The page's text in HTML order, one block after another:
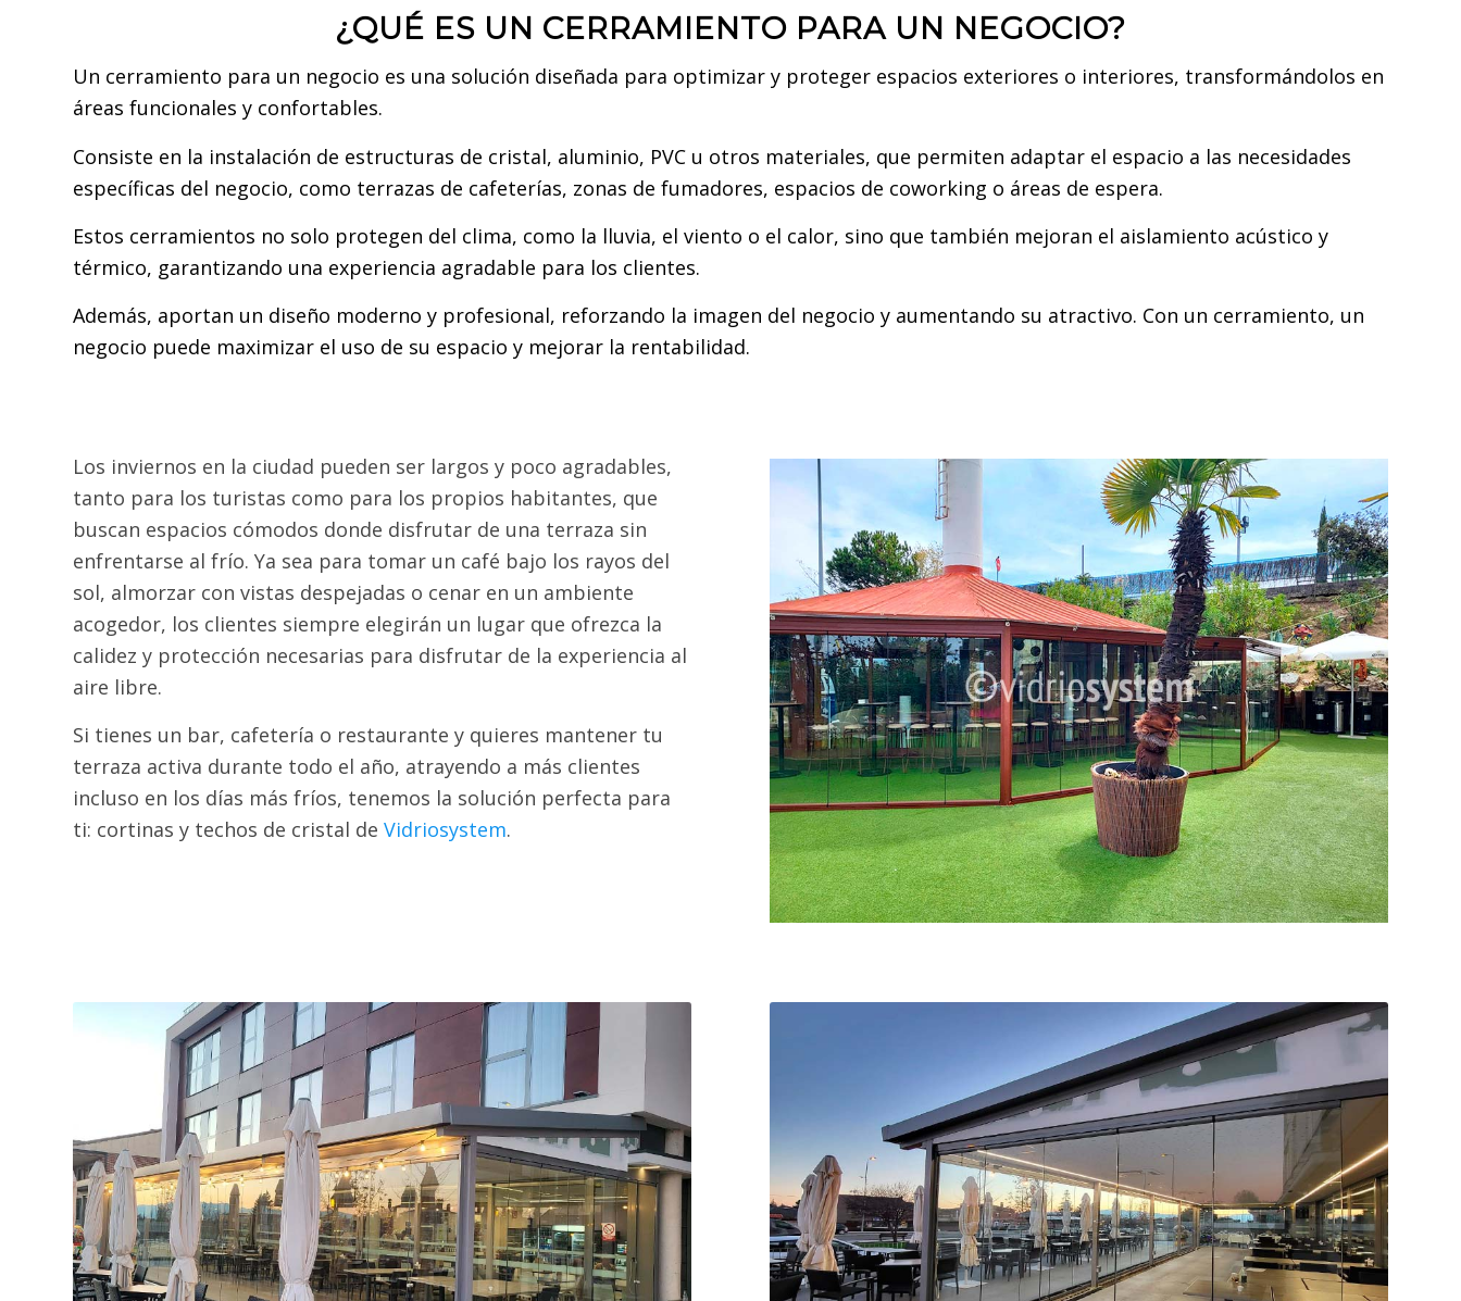
¿QUÉ ES UN CERRAMIENTO PARA UN NEGOCIO?
Un cerramiento para un negocio es una solución diseñada para optimizar y proteger espacios exteriores o interiores, transformándolos en
áreas funcionales y confortables.
Consiste en la instalación de estructuras de cristal, aluminio, PVC u otros materiales, que permiten adaptar el espacio a las necesidades
específicas del negocio, como terrazas de cafeterías, zonas de fumadores, espacios de coworking o áreas de espera.
Estos cerramientos no solo protegen del clima, como la lluvia, el viento o el calor, sino que también mejoran el aislamiento acústico y
térmico, garantizando una experiencia agradable para los clientes.
Además, aportan un diseño moderno y profesional, reforzando la imagen del negocio y aumentando su atractivo. Con un cerramiento, un
negocio puede maximizar el uso de su espacio y mejorar la rentabilidad.
Los inviernos en la ciudad pueden ser largos y poco agradables,
tanto para los turistas como para los propios habitantes, que
buscan espacios cómodos donde disfrutar de una terraza sin
enfrentarse al frío. Ya sea para tomar un café bajo los rayos del
sol, almorzar con vistas despejadas o cenar en un ambiente
acogedor, los clientes siempre elegirán un lugar que ofrezca la
calidez y protección necesarias para disfrutar de la experiencia al
aire libre.
Si tienes un bar, cafetería o restaurante y quieres mantener tu
terraza activa durante todo el año, atrayendo a más clientes
incluso en los días más fríos, tenemos la solución perfecta para
ti: cortinas y techos de cristal de Vidriosystem.